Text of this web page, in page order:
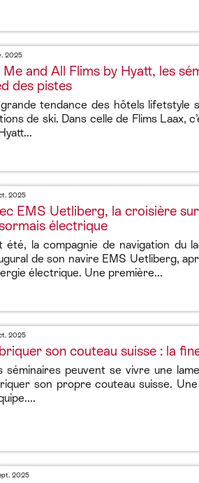
2025
Me and All Flims by Hyatt, les
des pistes
tendance des hôtels lifetstyle
de ski. Dans celle de Flims Laax,
2025
EMS Uetliberg, la croisière
électrique
été, la compagnie de navigation du
de son navire EMS Uetliberg,
électrique. Une première...
2025
son couteau suisse : la
séminaires peuvent se vivre une
son propre couteau suisse.
2025